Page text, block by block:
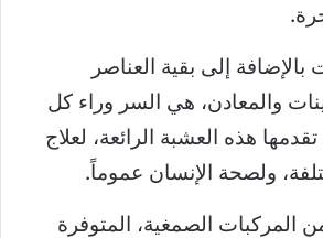
إلى بقية العناصر
والمعادن، هي السر وراء كل
هذه العشبة الرائعة، لعلاج
ولصحة الإنسان عموماً.
المركبات الصمغية، المتوفرة